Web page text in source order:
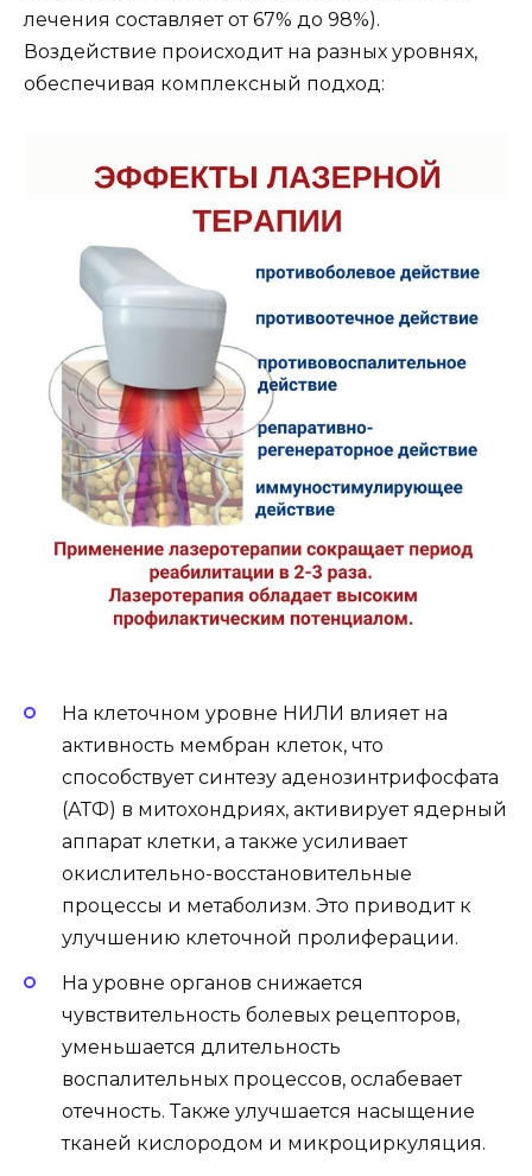
лечения составляет от 67% до 98%).
Воздействие происходит на разных уровнях,
обеспечивая комплексный подход:
На клеточном уровне НИЛИ влияет на
активность мембран клеток, что
способствует синтезу аденозинтрифосфата
(АТФ) в митохондриях, активирует ядерный
аппарат клетки, а также усиливает
окислительно-восстановительные
процессы и метаболизм. Это приводит к
улучшению клеточной пролиферации.
На уровне органов снижается
чувствительность болевых рецепторов,
уменьшается длительность
воспалительных процессов, ослабевает
отечность. Также улучшается насыщение
тканей кислородом и микроциркуляция.